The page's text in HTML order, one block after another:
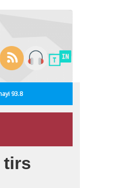
93.8
tirs